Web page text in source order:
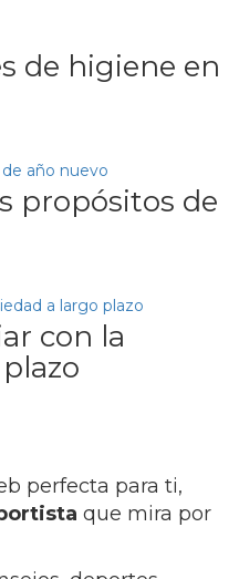
de higiene en
propósitos de
con la
perfecta para ti,
que mira por